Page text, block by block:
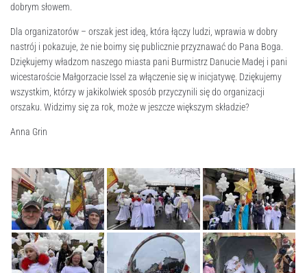
dobrym słowem.
Dla organizatorów – orszak jest ideą, która łączy ludzi, wprawia w dobry
nastrój i pokazuje, że nie boimy się publicznie przyznawać do Pana Boga.
Dziękujemy władzom naszego miasta pani Burmistrz Danucie Madej i pani
wicestaroście Małgorzacie Issel za włączenie się w inicjatywę. Dziękujemy
wszystkim, którzy w jakikolwiek sposób przyczynili się do organizacji
orszaku. Widzimy się za rok, może w jeszcze większym składzie?
Anna Grin